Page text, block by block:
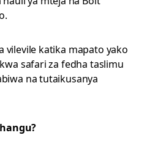
vilevile katika mapato yako
safari za fedha taslimu
na tutaikusanya